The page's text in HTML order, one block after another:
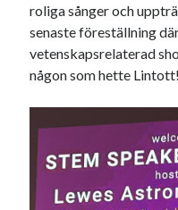
roliga sånger och
senaste föreställning
vetenskapsrelaterad
någon som hette Lintott!